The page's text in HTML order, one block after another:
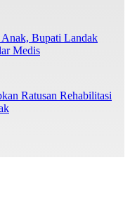
Anak, Bupati Landak
Medis
Ratusan Rehabilitasi